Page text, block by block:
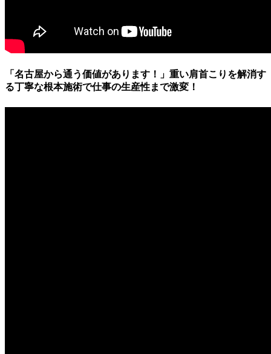
「名古屋から通う価値があります！」重い肩首こりを解消す
る丁寧な根本施術で仕事の生産性まで激変！